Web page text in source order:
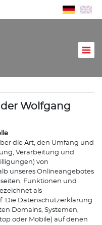
Wolfgang
die Art, den Umfang und
Verarbeitung und
von
unseres Onlineangebotes
Funktionen und
als
Die Datenschutzerklärung
Domains, Systemen,
oder Mobile) auf denen